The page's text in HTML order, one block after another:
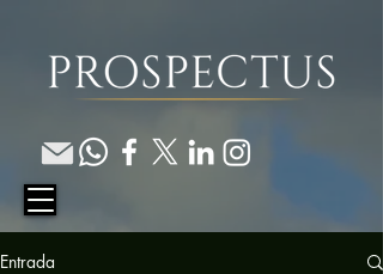
Entrada